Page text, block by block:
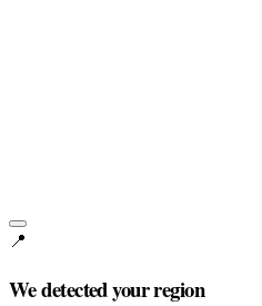
📍
We detected your region